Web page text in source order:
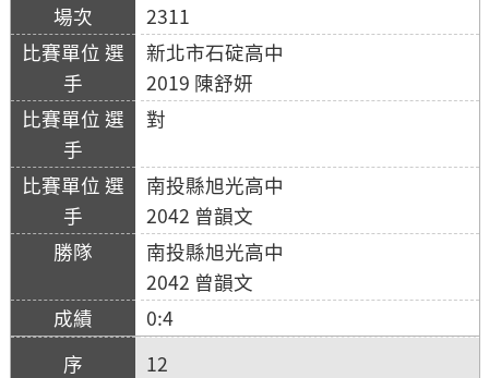
2311
新北市石碇高中
2019 陳舒妍
對
南投縣旭光高中
2042 曾韻文
南投縣旭光高中
2042 曾韻文
0:4
12